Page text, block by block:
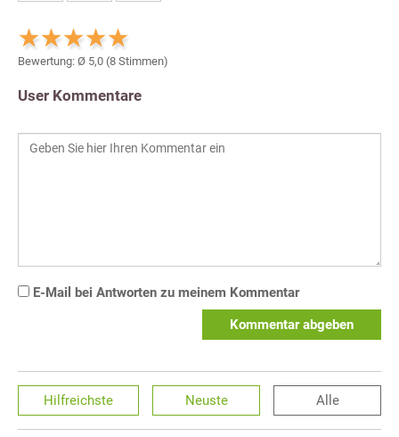
Bewertung: Ø 5,0 (8 Stimmen)
User Kommentare
E-Mail bei Antworten zu meinem Kommentar
Kommentar abgeben
Hilfreichste Neuste Alle